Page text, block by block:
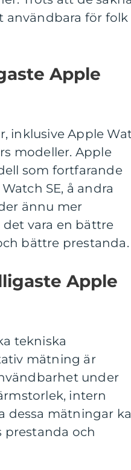
användbara för folk
Apple
inklusive Apple
modeller. Apple
som fortfarande
SE, å andra
ännu mer
vara en bättre
bättre prestanda.
Apple
tekniska
mätning är
under
intern
dessa mätningar
prestanda och